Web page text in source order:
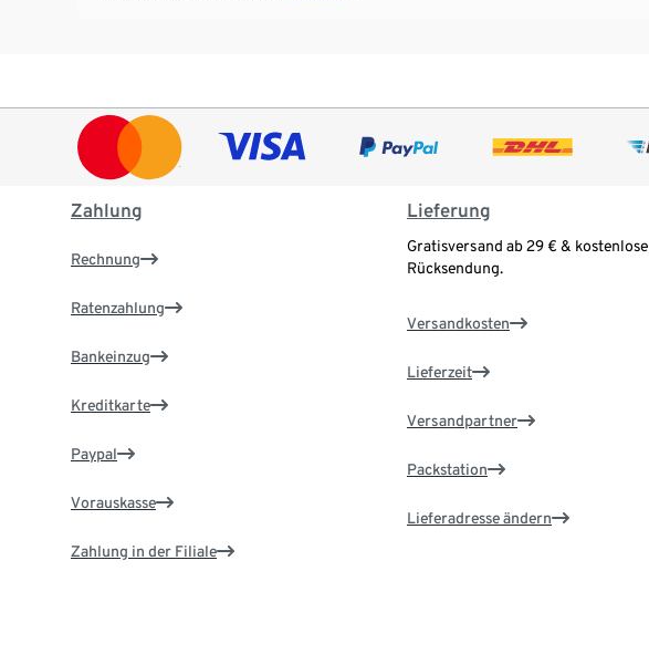
Zahlung
Rechnung
Ratenzahlung
Bankeinzug
Kreditkarte
Paypal
Vorauskasse
Zahlung in der Filiale
Lieferung
Gratisversand ab 29 € & kostenlose
Rücksendung.
Versandkosten
Lieferzeit
Versandpartner
Packstation
Lieferadresse ändern